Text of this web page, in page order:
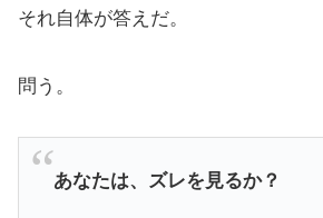
それ自体が答えだ。
問う。
あなたは、ズレを見るか？